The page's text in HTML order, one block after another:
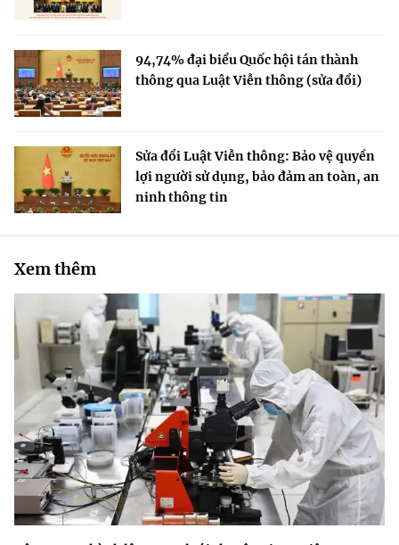
94,74% đại biểu Quốc hội tán thành
thông qua Luật Viễn thông (sửa đổi)
Sửa đổi Luật Viễn thông: Bảo vệ quyền
lợi người sử dụng, bảo đảm an toàn, an
ninh thông tin
Xem thêm